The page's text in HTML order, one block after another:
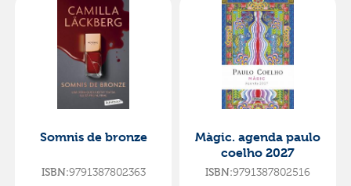
Somnis de bronze
ISBN:9791387802363
Màgic. agenda paulo
coelho 2027
ISBN:9791387802516